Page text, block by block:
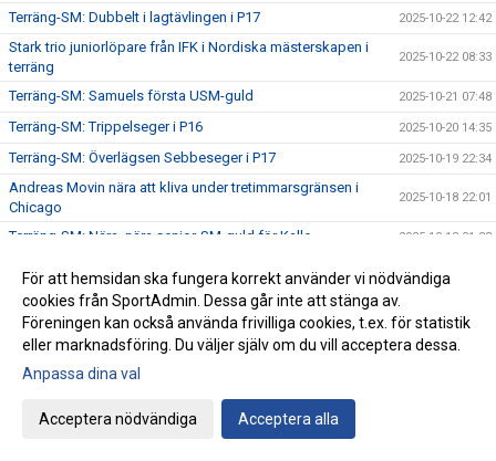
Terräng-SM: Dubbelt i lagtävlingen i P17 2025-10-22 12:42
Stark trio juniorlöpare från IFK i Nordiska mästerskapen i
terräng
2025-10-22 08:33
Terräng-SM: Samuels första USM-guld 2025-10-21 07:48
Terräng-SM: Trippelseger i P16 2025-10-20 14:35
Terräng-SM: Överlägsen Sebbeseger i P17 2025-10-19 22:34
Andreas Movin nära att kliva under tretimmarsgränsen i
Chicago
2025-10-18 22:01
Terräng-SM: Nära, nära senior-SM-guld för Kalle 2025-10-18 21:33
laget
2025-10-17 18:12
Trippelpers av Anton i vår kastmångkamp 2025-10-16 14:32
Ebba 19:02 i 5 km-loppet i Fort Worth i Texas 2025-10-15 08:09
Lidingö trea i Klubbkampen
Årets medlemsdag genomförd Lördagen den 11:e oktober
på Bosön!
För att hemsidan ska fungera korrekt använder vi nödvändiga
cookies från SportAdmin. Dessa går inte att stänga av.
Föreningen kan också använda frivilliga cookies, t.ex. för statistik
eller marknadsföring. Du väljer själv om du vill acceptera dessa.
Anpassa dina val
Acceptera nödvändiga Acceptera alla